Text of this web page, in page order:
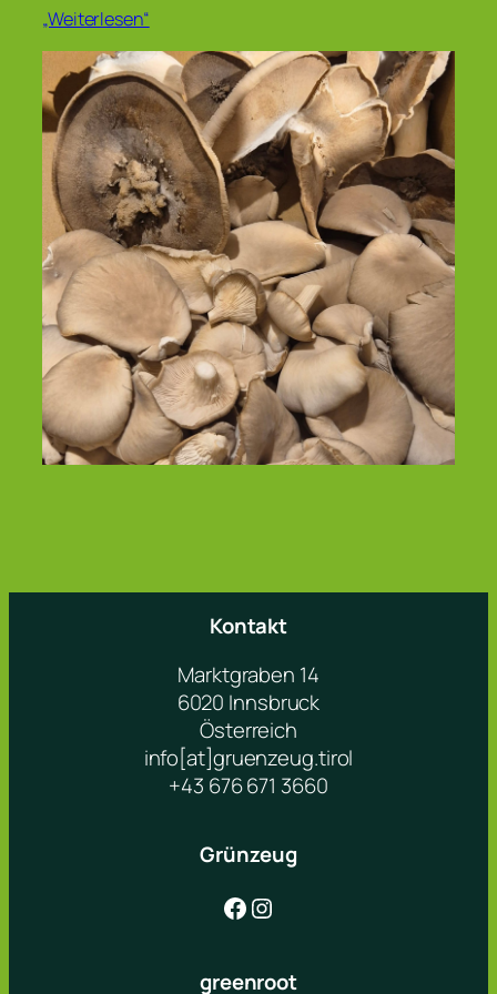
„Weiterlesen“
Kontakt
Marktgraben 14
6020 Innsbruck
Österreich
info[at]gruenzeug.tirol
+43 676 671 3660
Grünzeug
Facebook Instagram
greenroot